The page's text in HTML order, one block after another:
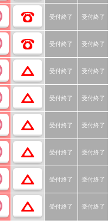
受付終了 受付終了
受付終了 受付終了
受付終了 受付終了
受付終了 受付終了
受付終了 受付終了
受付終了 受付終了
受付終了 受付終了
受付終了 受付終了